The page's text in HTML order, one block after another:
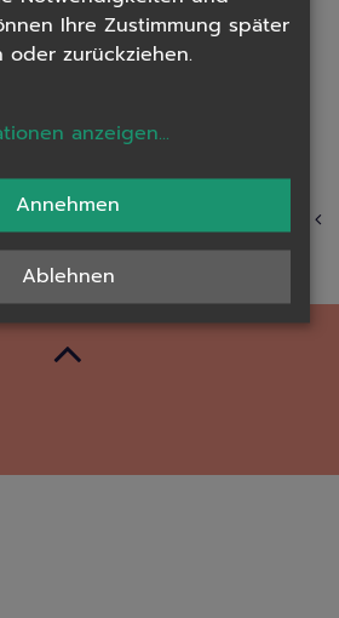
Salzwasser, eine Erdfrucht (zB
symbolisieren die
und die Bitterkeit der
Tempel dargebracht wurde. Die
erklärt werden, aber
Ihre Zustimmung später
zurückziehen.
anzeigen...
Ablehnen
Annehmen